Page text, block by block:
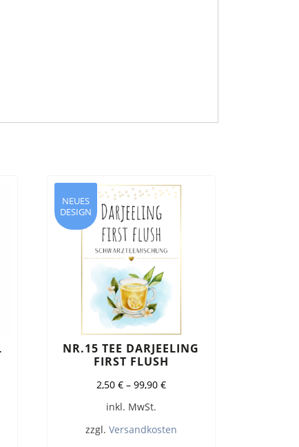
NEUES
DESIGN
NR.15 TEE DARJEELING
FIRST FLUSH
2,50 €– 99,90 €
inkl. MwSt.
zzgl. Versandkosten